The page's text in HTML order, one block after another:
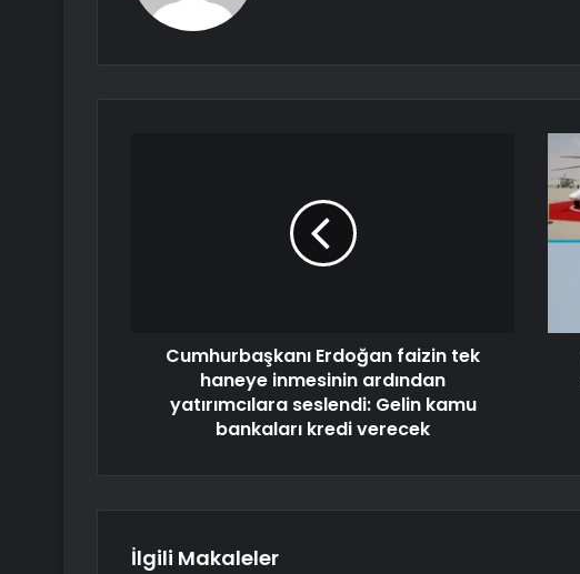
Cumhurbaşkanı Erdoğan faizin tek
haneye inmesinin ardından
yatırımcılara seslendi: Gelin kamu
bankaları kredi verecek
İlgili Makaleler